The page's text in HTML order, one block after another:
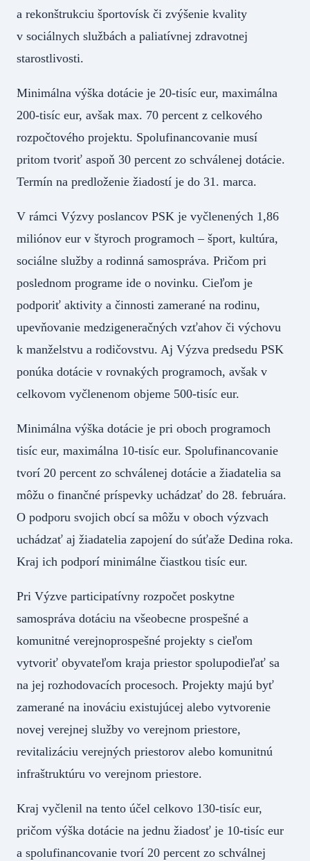
a rekonštrukciu športovísk či zvýšenie kvality
v sociálnych službách a paliatívnej zdravotnej
starostlivosti.
Minimálna výška dotácie je 20-tisíc eur, maximálna
200-tisíc eur, avšak max. 70 percent z celkového
rozpočtového projektu. Spolufinancovanie musí
pritom tvoriť aspoň 30 percent zo schválenej dotácie.
Termín na predloženie žiadostí je do 31. marca.
V rámci Výzvy poslancov PSK je vyčlenených 1,86
miliónov eur v štyroch programoch – šport, kultúra,
sociálne služby a rodinná samospráva. Pričom pri
poslednom programe ide o novinku. Cieľom je
podporiť aktivity a činnosti zamerané na rodinu,
upevňovanie medzigeneračných vzťahov či výchovu
k manželstvu a rodičovstvu. Aj Výzva predsedu PSK
ponúka dotácie v rovnakých programoch, avšak v
celkovom vyčlenenom objeme 500-tisíc eur.
Minimálna výška dotácie je pri oboch programoch
tisíc eur, maximálna 10-tisíc eur. Spolufinancovanie
tvorí 20 percent zo schválenej dotácie a žiadatelia sa
môžu o finančné príspevky uchádzať do 28. februára.
O podporu svojich obcí sa môžu v oboch výzvach
uchádzať aj žiadatelia zapojení do súťaže Dedina roka.
Kraj ich podporí minimálne čiastkou tisíc eur.
Pri Výzve participatívny rozpočet poskytne
samospráva dotáciu na všeobecne prospešné a
komunitné verejnoprospešné projekty s cieľom
vytvoriť obyvateľom kraja priestor spolupodieľať sa
na jej rozhodovacích procesoch. Projekty majú byť
zamerané na inováciu existujúcej alebo vytvorenie
novej verejnej služby vo verejnom priestore,
revitalizáciu verejných priestorov alebo komunitnú
infraštruktúru vo verejnom priestore.
Kraj vyčlenil na tento účel celkovo 130-tisíc eur,
pričom výška dotácie na jednu žiadosť je 10-tisíc eur
a spolufinancovanie tvorí 20 percent zo schválnej